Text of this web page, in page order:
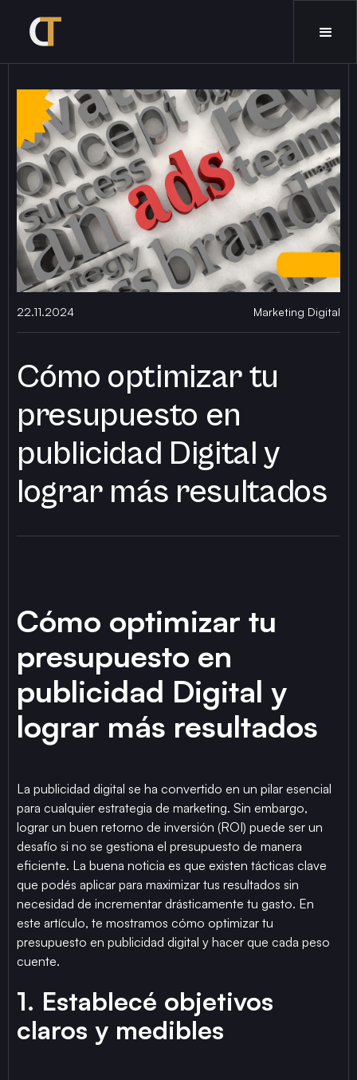
22.11.2024 Marketing Digital
Cómo optimizar tu
presupuesto en
publicidad Digital y
lograr más resultados
Cómo optimizar tu
presupuesto en
publicidad Digital y
lograr más resultados
La publicidad digital se ha convertido en un pilar esencial
para cualquier estrategia de marketing. Sin embargo,
lograr un buen retorno de inversión (ROI) puede ser un
desafío si no se gestiona el presupuesto de manera
eficiente. La buena noticia es que existen tácticas clave
que podés aplicar para maximizar tus resultados sin
necesidad de incrementar drásticamente tu gasto. En
este artículo, te mostramos cómo optimizar tu
presupuesto en publicidad digital y hacer que cada peso
cuente.
1. Establecé objetivos
claros y medibles